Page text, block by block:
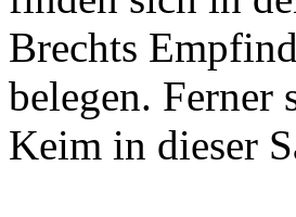
Brechts
belegen. Ferner
Keim in dieser